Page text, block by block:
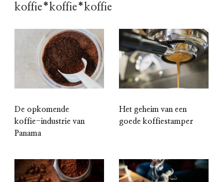
koffie*koffie*koffie
De opkomende
koffie-industrie van
Panama
Het geheim van een
goede koffiestamper